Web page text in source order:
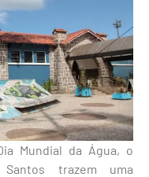
Mundial da Água, o
trazem uma